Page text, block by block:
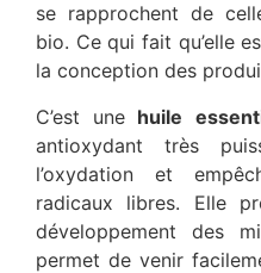
se rapprochent de
bio. Ce qui fait qu’elle
la conception des
C’est une huile
antioxydant très
l’oxydation et
radicaux libres. Elle
développement des
permet de venir